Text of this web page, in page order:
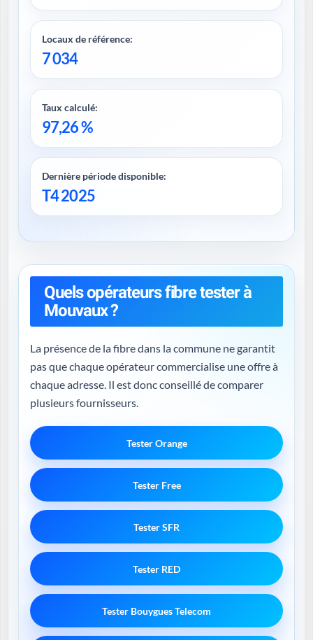
Locaux de référence:
7 034
Taux calculé:
97,26 %
Dernière période disponible:
T4 2025
Quels opérateurs fibre tester à
Mouvaux ?
La présence de la fibre dans la commune ne garantit
pas que chaque opérateur commercialise une offre à
chaque adresse. Il est donc conseillé de comparer
plusieurs fournisseurs.
Tester Orange
Tester Free
Tester SFR
Tester RED
Tester Bouygues Telecom